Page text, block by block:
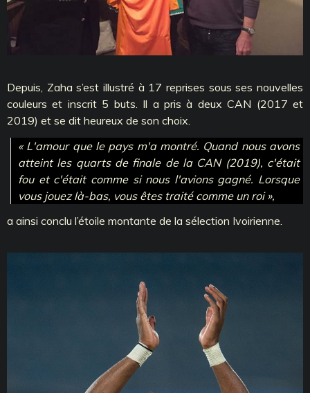
Depuis, Zaha s’est illustré à 17 reprises sous ses nouvelles
couleurs et inscrit 5 buts. Il a pris à deux CAN (2017 et
2019) et se dit heureux de son choix.
« L'amour que le pays m'a montré. Quand nous avons
atteint les quarts de finale de la CAN (2019), c'était
fou et c'était comme si nous l'avions gagné. Lorsque
vous jouez là-bas, vous êtes traité comme un roi »,
a ainsi conclu l’étoile montante de la sélection Ivoirienne.